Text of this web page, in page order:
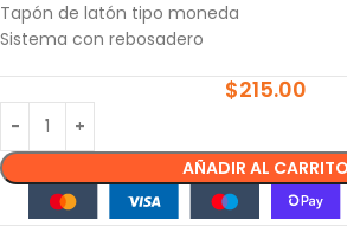
Tapón de latón tipo moneda
Sistema con rebosadero
$215.00
AÑADIR AL CARRITO